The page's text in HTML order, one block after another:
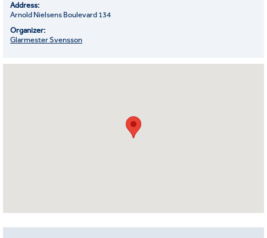
Address:
Arnold Nielsens Boulevard 134
Organizer:
Glarmester Svensson